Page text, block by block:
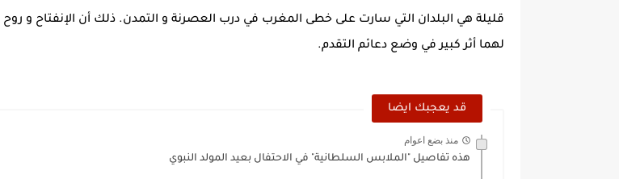
قليلة هي البلدان التي سارت على خطى المغرب في درب العصرنة و التمدن. ذلك أن الإنفتاح و
لهما أثر كبير في وضع دعائم التقدم.
قد يعجبك ايضا
منذ بضع اعوام
هذه تفاصيل "الملابس السلطانية" في الاحتفال بعيد المولد النبوي